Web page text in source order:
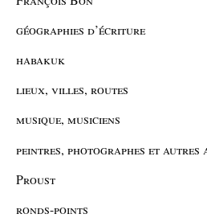
géographies d’écriture
habakuk
lieux, villes, routes
musique, musiciens
peintres, photographes et autres
Proust
ronds-points